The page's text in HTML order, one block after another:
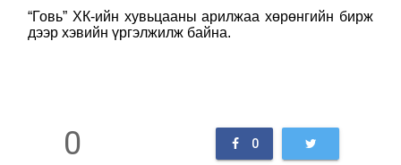
“Говь” ХК-ийн хувьцааны арилжаа хөрөнгийн бирж
дээр хэвийн үргэлжилж байна.
0 0